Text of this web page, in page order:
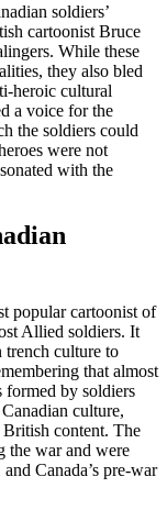
soldiers’
cartoonist Bruce
While these
they also bled
heroic cultural
a voice for the
the soldiers could
were not
with the
popular cartoonist of
Allied soldiers. It
trench culture to
that almost
formed by soldiers
culture,
content. The
the war and were
Canada’s pre-war